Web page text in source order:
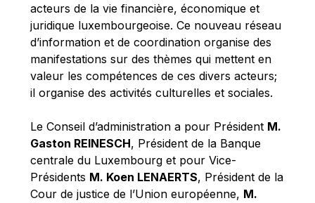
Mireille Delmas-Marty
Nobuo Tanaka
Otmar Issing
Paolo Mengozzi
Paschal Donohoe
Pat Cox
Patrizia Nanz
Philippe Maystadt
Pierre Gramegna
acteurs de la vie financière, économique et
juridique luxembourgeoise. Ce nouveau réseau
d’information et de coordination organise des
manifestations sur des thèmes qui mettent en
valeur les compétences de ces divers acteurs;
il organise des activités culturelles et sociales.
Le Conseil d’administration a pour Président M.
Gaston REINESCH, Président de la Banque
centrale du Luxembourg et pour Vice-
Présidents M. Koen LENAERTS, Président de la
Cour de justice de l’Union européenne, M.